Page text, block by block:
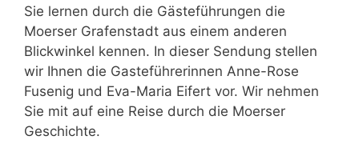
Sie lernen durch die Gästeführungen die
Moerser Grafenstadt aus einem anderen
Blickwinkel kennen. In dieser Sendung stellen
wir Ihnen die Gasteführerinnen Anne-Rose
Fusenig und Eva-Maria Eifert vor. Wir nehmen
Sie mit auf eine Reise durch die Moerser
Geschichte.